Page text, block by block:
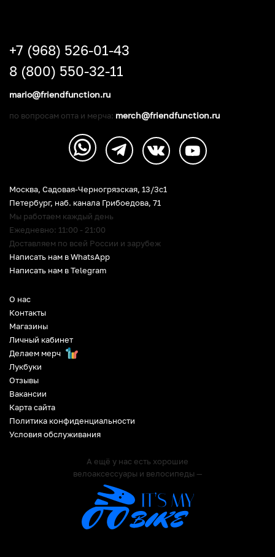
О нас
Контакты
Магазины
Личный кабинет
Делаем мерч
Лукбуки
Отзывы
Вакансии
Карта сайта
Политика конфиденциальности
Условия обслуживания
А ещё у нас есть хорошие
велоаксессуары и велосипеды —
Москва, Садовая-Черногрязская, 13/3c1
Петербург, наб. канала Грибоедова, 71
Мы работаем каждый день
Ежедневно: 11:00 - 21:00
Доставляем по всей России и зарубеж
Написать нам в WhatsApp
Написать нам в Telegram
+7 (968) 526-01-43
8 (800) 550-32-11
mario@friendfunction.ru
по вопросам опта и мерча: merch@friendfunction.ru